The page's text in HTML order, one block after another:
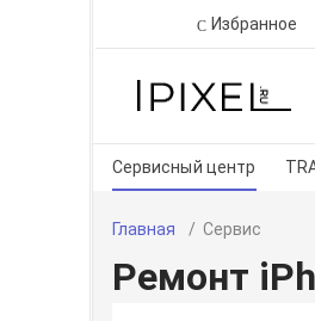
Избранное
Сервисный центр
Главная Сервис
Ремонт